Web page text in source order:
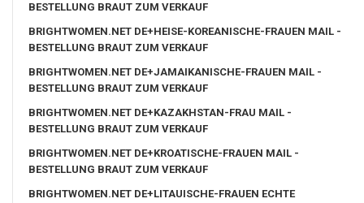
BESTELLUNG BRAUT ZUM VERKAUF
BRIGHTWOMEN.NET DE+HEISE-KOREANISCHE-FRAUEN MAIL -
BESTELLUNG BRAUT ZUM VERKAUF
BRIGHTWOMEN.NET DE+JAMAIKANISCHE-FRAUEN MAIL -
BESTELLUNG BRAUT ZUM VERKAUF
BRIGHTWOMEN.NET DE+KAZAKHSTAN-FRAU MAIL -
BESTELLUNG BRAUT ZUM VERKAUF
BRIGHTWOMEN.NET DE+KROATISCHE-FRAUEN MAIL -
BESTELLUNG BRAUT ZUM VERKAUF
BRIGHTWOMEN.NET DE+LITAUISCHE-FRAUEN ECHTE